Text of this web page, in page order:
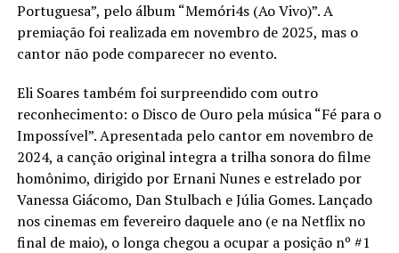
Portuguesa”, pelo álbum “Memóri4s (Ao Vivo)”. A
premiação foi realizada em novembro de 2025, mas o
cantor não pode comparecer no evento.
Eli Soares também foi surpreendido com outro
reconhecimento: o Disco de Ouro pela música “Fé para o
Impossível”. Apresentada pelo cantor em novembro de
2024, a canção original integra a trilha sonora do filme
homônimo, dirigido por Ernani Nunes e estrelado por
Vanessa Giácomo, Dan Stulbach e Júlia Gomes. Lançado
nos cinemas em fevereiro daquele ano (e na Netflix no
final de maio), o longa chegou a ocupar a posição nº #1